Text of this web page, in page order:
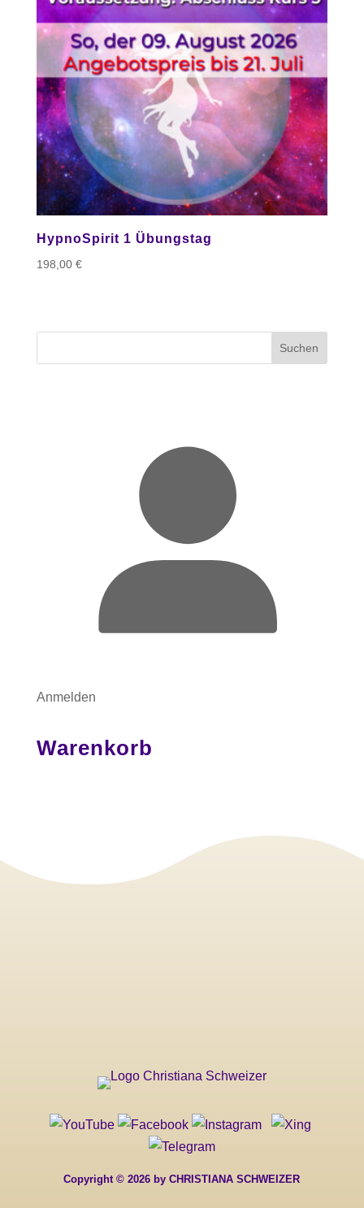
HypnoSpirit 1 Übungstag
198,00 €
Suchen
Anmelden
Warenkorb
Copyright © 2026 by CHRISTIANA SCHWEIZER